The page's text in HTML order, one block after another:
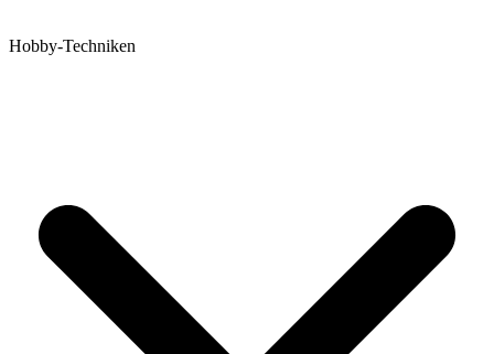
Hobby-Techniken